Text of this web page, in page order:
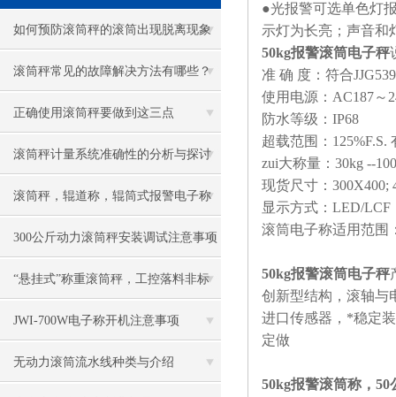
如何预防滚筒秤的滚筒出现脱离现象
滚筒秤常见的故障解决方法有哪些？
正确使用滚筒秤要做到这三点
滚筒秤计量系统准确性的分析与探讨​
滚筒秤，辊道称，辊筒式报警电子称
慨述
300公斤动力滚筒秤安装调试注意事项
“悬挂式”称重滚筒秤，工控落料非标
电子称
JWI-700W电子称开机注意事项
无动力滚筒流水线种类与介绍
●光报警可选单色灯
示灯为长亮；声音和
50kg报警滚筒电子秤
准 确 度：符合
使用电源：AC187～
防水等级：IP68
超载范围：125%F.S.
zui大称量：30kg --
现货尺寸：300X400;
显示方式：LED/LCF
滚筒电子称适用范围
50kg报警滚筒电子秤
创新型结构，滚轴与
进口传感器，*稳定
定做
50kg报警滚筒称，